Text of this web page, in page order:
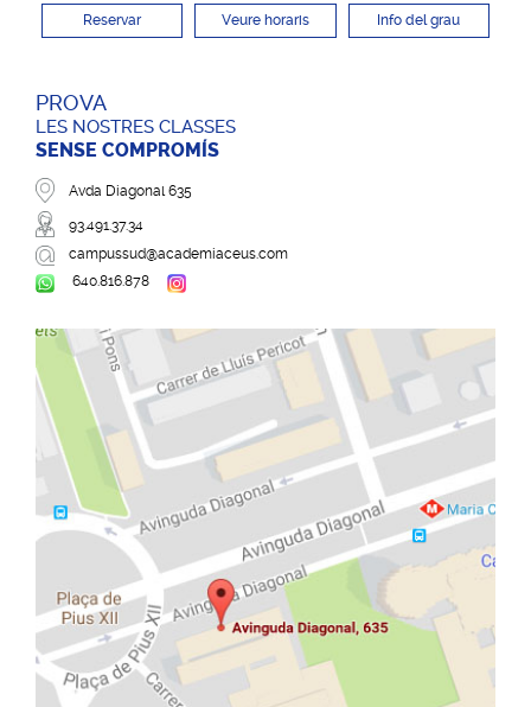
Reservar Veure horaris Info del grau
PROVA
LES NOSTRES CLASSES
SENSE COMPROMÍS
Avda Diagonal 635
93.491.37.34
campussud@academiaceus.com
640.816.878